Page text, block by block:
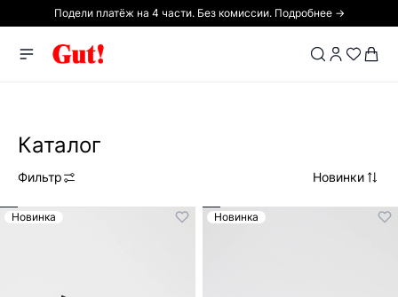
Подели платёж на 4 части. Без комиссии. Подробнее →
Каталог
Новинки
Фильтр
Новинка Новинка